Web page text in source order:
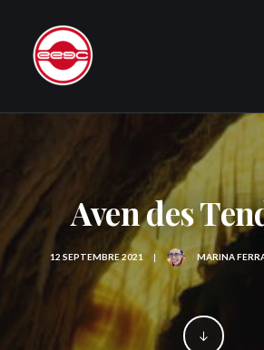
EXPÉDITIONS
JOURNAL
PHOTOGRAPHIE
PUBLICATIONS
Aven des
12 SEPTEMBRE 2021 | MARINA